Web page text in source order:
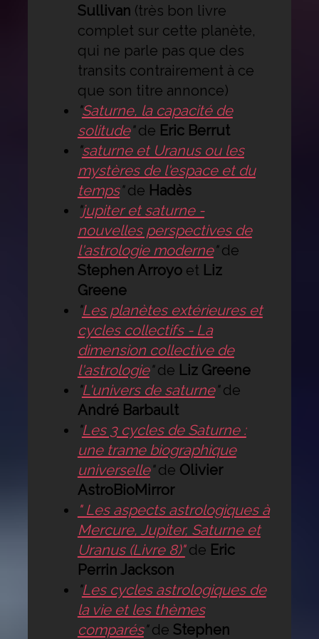
Sullivan (très bon livre
complet sur cette planète,
qui ne parle pas que des
transits contrairement à ce
que son titre annonce)
"Saturne, la capacité de
solitude"de Eric Berrut
"saturne et Uranus ou les
mystères de l'espace et du
temps"de Hadès
"jupiter et saturne -
nouvelles perspectives de
l'astrologie moderne"de
Stephen Arroyoet Liz
Greene
"Les planètes extérieures et
cycles collectifs - La
dimension collective de
l'astrologie"de Liz Greene
"L'univers de saturne"de
André Barbault
"Les 3 cycles de Saturne :
une trame biographique
universelle"de Olivier
AstroBioMirror
" Les aspects astrologiques à
Mercure, Jupiter, Saturne et
Uranus (Livre 8)"de Eric
Perrin Jackson
"Les cycles astrologiques de
la vie et les thèmes
comparés"de Stephen